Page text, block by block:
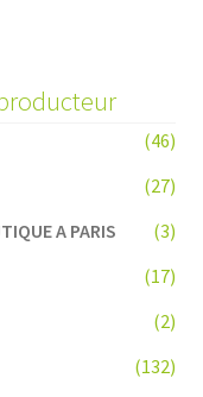
(46)
(27)
A PARIS
(3)
(17)
(2)
(132)